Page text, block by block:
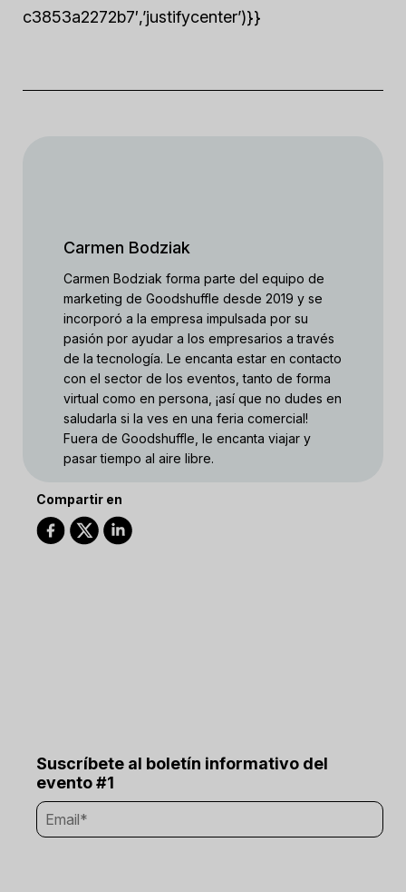
c3853a2272b7′,’justifycenter’)}}
Carmen Bodziak
Carmen Bodziak forma parte del equipo de
marketing de Goodshuffle desde 2019 y se
incorporó a la empresa impulsada por su
pasión por ayudar a los empresarios a través
de la tecnología. Le encanta estar en contacto
con el sector de los eventos, tanto de forma
virtual como en persona, ¡así que no dudes en
saludarla si la ves en una feria comercial!
Fuera de Goodshuffle, le encanta viajar y
pasar tiempo al aire libre.
Compartir en
Suscríbete al boletín informativo del
evento #1